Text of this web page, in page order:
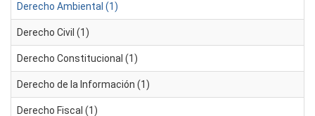
Derecho Ambiental (1)
Derecho Civil (1)
Derecho Constitucional (1)
Derecho de la Información (1)
Derecho Fiscal (1)